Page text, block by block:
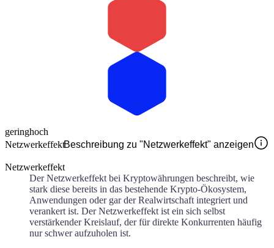
geringhoch
NetzwerkeffektBeschreibung zu "Netzwerkeffekt" anzeigen
Netzwerkeffekt
Der Netzwerkeffekt bei Kryptowährungen beschreibt, wie
stark diese bereits in das bestehende Krypto-Ökosystem,
Anwendungen oder gar der Realwirtschaft integriert und
verankert ist. Der Netzwerkeffekt ist ein sich selbst
verstärkender Kreislauf, der für direkte Konkurrenten häufig
nur schwer aufzuholen ist.